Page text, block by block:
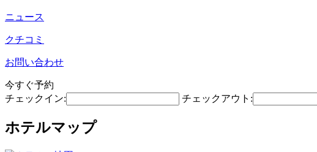
ニュース
クチコミ
お問い合わせ
今すぐ予約
チェックイン:
チェックアウト:
ホテルマップ